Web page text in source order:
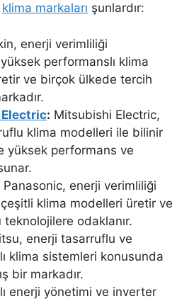
klima markaları şunlardır:
enerji verimliliği
performanslı klima
ve birçok ülkede tercih
: Mitsubishi Electric,
klima modelleri ile bilinir
yüksek performans ve
Panasonic, enerji verimliliği
klima modelleri üretir ve
odaklanır.
enerji tasarruflu ve
klima sistemleri konusunda
bir markadır.
enerji yönetimi ve inverter